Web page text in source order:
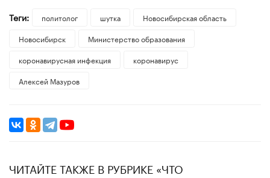
Теги: политолог шутка
Новосибирская область
Новосибирск
Министерство образования
коронавирусная инфекция
коронавирус
Алексей Мазуров
ЧИТАЙТЕ ТАКЖЕ В РУБРИКЕ «ЧТО